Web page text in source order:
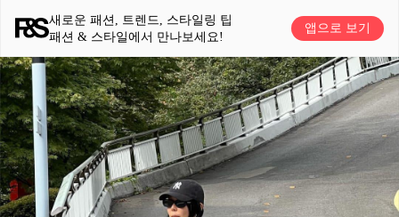
새로운 패션, 트렌드, 스타일링 팁
패션 & 스타일에서 만나보세요!
앱으로 보기